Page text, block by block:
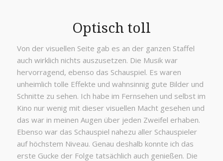
Optisch toll
Von der visuellen Seite gab es an der ganzen Staffel
auch wirklich nichts auszusetzen. Die Musik war
hervorragend, ebenso das Schauspiel. Es waren
unheimlich tolle Effekte und wahnsinnig gute Bilder und
Schnitte zu sehen. Ich habe im Fernsehen und selbst im
Kino nur wenig mit dieser visuellen Macht gesehen und
das war in meinen Augen über jeden Zweifel erhaben.
Ebenso war das Schauspiel nahezu aller Schauspieler
auf höchstem Niveau. Genau deshalb konnte ich das
erste Gucke der Folge tatsächlich auch genießen. Die